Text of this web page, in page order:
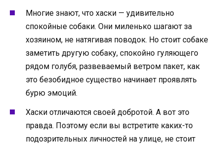
Многие знают, что хаски — удивительно
спокойные собаки. Они миленько шагают за
хозяином, не натягивая поводок. Но стоит собаке
заметить другую собаку, спокойно гуляющего
рядом голубя, развеваемый ветром пакет, как
это безобидное существо начинает проявлять
бурю эмоций.
Хаски отличаются своей добротой. А вот это
правда. Поэтому если вы встретите каких-то
подозрительных личностей на улице, не стоит